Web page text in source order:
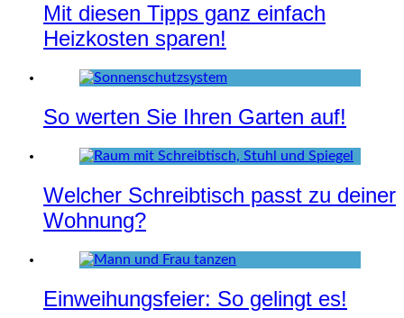
Mit diesen Tipps ganz einfach
Heizkosten sparen!
So werten Sie Ihren Garten auf!
Welcher Schreibtisch passt zu deiner
Wohnung?
Einweihungsfeier: So gelingt es!